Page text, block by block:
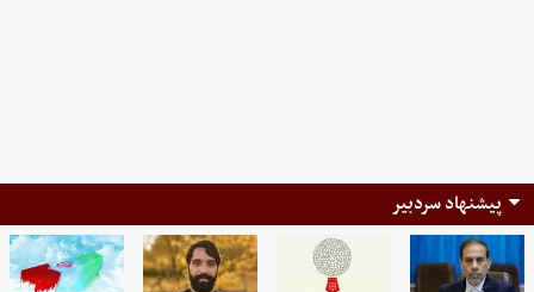
پیشنهاد سردبیر